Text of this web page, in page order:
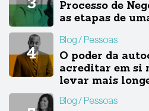
Processo de
as etapas de
Blog Pessoas
O poder da
acreditar em si
levar mais
Blog Pessoas